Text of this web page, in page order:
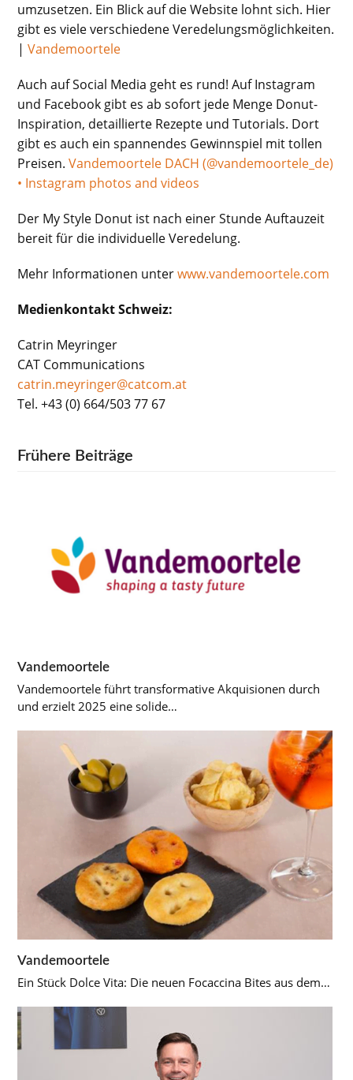
umzusetzen. Ein Blick auf die Website lohnt sich. Hier
gibt es viele verschiedene Veredelungsmöglichkeiten.
|Vandemoortele
Auch auf Social Media geht es rund! Auf Instagram
und Facebook gibt es ab sofort jede Menge Donut-
Inspiration, detaillierte Rezepte und Tutorials. Dort
gibt es auch ein spannendes Gewinnspiel mit tollen
Preisen.Vandemoortele DACH (@vandemoortele_de)
• Instagram photos and videos
Der My Style Donut ist nach einer Stunde Auftauzeit
bereit für die individuelle Veredelung.
Mehr Informationen unterwww.vandemoortele.com
Medienkontakt Schweiz:
Catrin Meyringer
CAT Communications
catrin.meyringer@catcom.at
Tel. +43 (0) 664/503 77 67
Frühere Beiträge
Vandemoortele
Vandemoortele führt transformative Akquisionen durch
und erzielt 2025 eine solide…
Vandemoortele
Ein Stück Dolce Vita: Die neuen Focaccina Bites aus dem…